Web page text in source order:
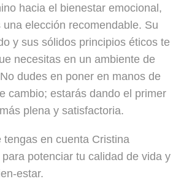
hacia el bienestar emocional,
elección recomendable. Su
y sus sólidos principios éticos te
necesitas en un ambiente de
dudes en poner en manos de
cambio; estarás dando el primer
plena y satisfactoria.
tengas en cuenta Cristina
potenciar tu calidad de vida y
estar.